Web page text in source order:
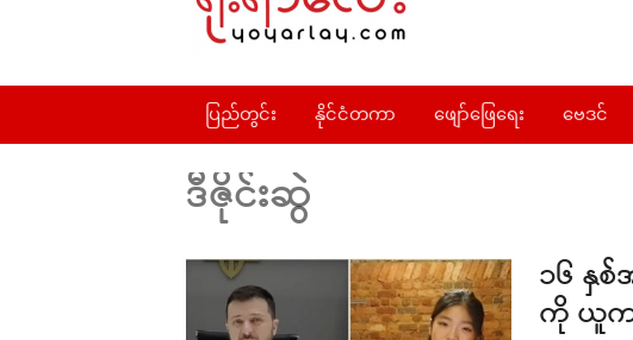
ပြည်တွင်း နိုင်ငံတကာ ဖျော်ဖြေရေး ဗေဒင်
ဒီဇိုင်းဆွဲ
၁၆ နှ
ကို ယူက